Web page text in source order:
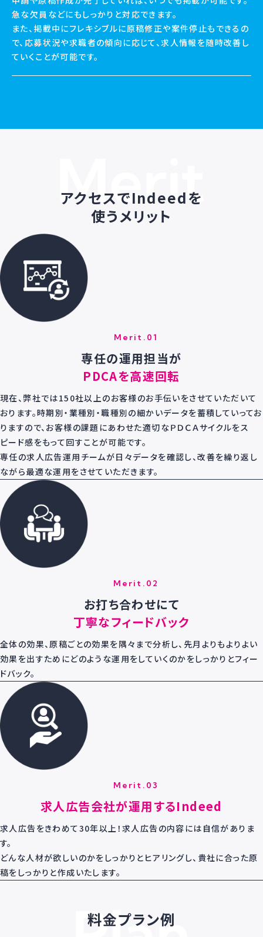
急な欠員などにもしっかりと対応できます。
また、掲載中にフレキシブルに原稿修正や案件停止もできるの
で、応募状況や求職者の傾向に応じて、求人情報を随時改善し
ていくことが可能です。
アクセスでIndeedを
使うメリット
Merit.01
専任の運用担当が
PDCAを高速回転
現在、弊社では150社以上のお客様のお手伝いをさせていただいて
おります。時期別・業種別・職種別の細かいデータを蓄積していってお
りますので、お客様の課題にあわせた適切なＰＤＣＡサイクルをス
ピード感をもって回すことが可能です。
専任の求人広告運用チームが日々データを確認し、改善を繰り返し
ながら最適な運用をさせていただきます。
Merit.02
お打ち合わせにて
丁寧なフィードバック
全体の効果、原稿ごとの効果を隅々まで分析し、先月よりもよりよい
効果を出すためにどのような運用をしていくのかをしっかりとフィー
ドバック。
Merit.03
求人広告会社が運用するIndeed
求人広告をきわめて30年以上！求人広告の内容には自信がありま
す。
どんな人材が欲しいのかをしっかりとヒアリングし、貴社に合った原
稿をしっかりと作成いたします。
料金プラン例